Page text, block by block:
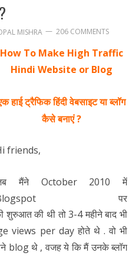
MISHRA 206 COMMENTS
How To Make High Traffic
Hindi Website or Blog
हाई ट्रैफिक हिंदी वेबसाइट या ब्लॉग
कैसे बनाएं ?
friends,
मैंने October 2010 में
पर
शुरुआत की थी तो 3-4 महीने बाद भी
views per day होते थे . वो भी
blog थे , वजह ये कि मैं उनके ब्लॉग